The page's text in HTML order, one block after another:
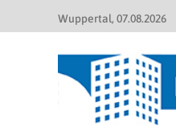
Wuppertal 07.08.2026